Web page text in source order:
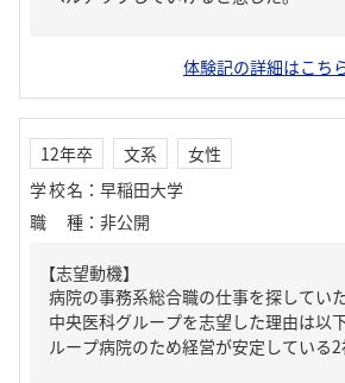
体験記の詳細はこち
12年卒 文系
女性
学校名 ： 早稲田大学
職種 ： 非公開
【志望動機】
病院の事務系総合職の仕事を探してい
中央医科グループを志望した理由は以
ループ病院のため経営が安定している